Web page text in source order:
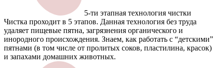
5-ти этапная технология чистки
Чистка проходит в 5 этапов. Данная технология без труда
удаляет пищевые пятна, загрязнения органического и
инородного происхождения. Знаем, как работать с “детскими”
пятнами (в том числе от пролитых соков, пластилина, красок)
и запахами домашних животных.